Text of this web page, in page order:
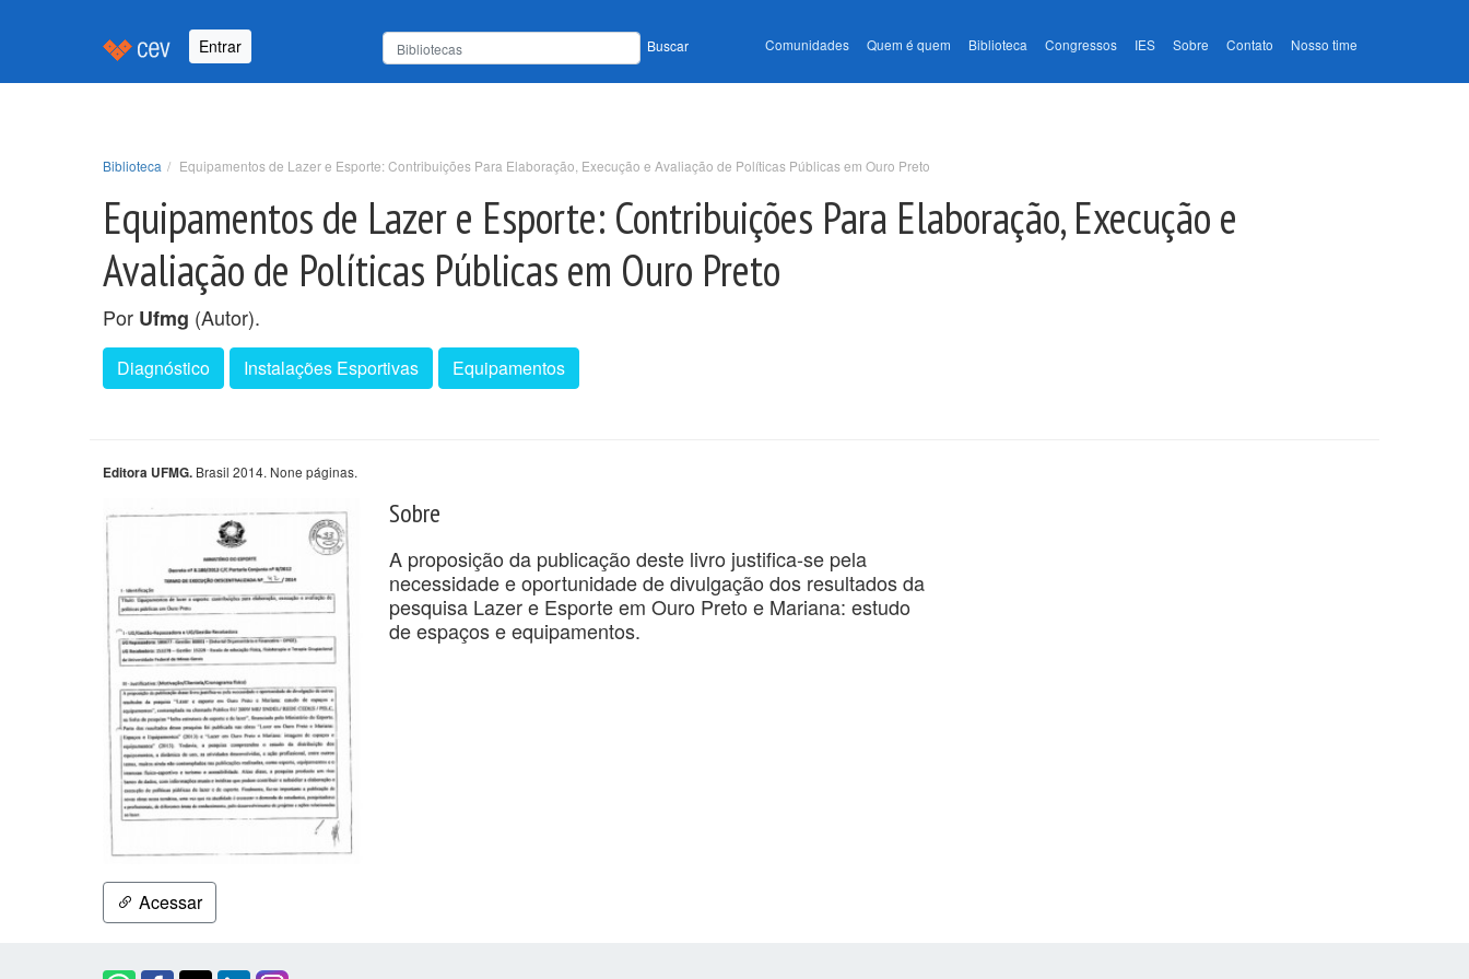
Entrar Buscar Comunidades Quem é quem Biblioteca Congressos IES Sobre Contato Nosso time
Biblioteca Equipamentos de Lazer e Esporte: Contribuições Para Elaboração, Execução e Avaliação de Políticas Públicas em Ouro Preto
Equipamentos de Lazer e Esporte: Contribuições Para Elaboração, Execução e
Avaliação de Políticas Públicas em Ouro Preto
Por Ufmg (Autor).
Diagnóstico Instalações Esportivas Equipamentos
Editora UFMG. Brasil 2014. None páginas.
Sobre
A proposição da publicação deste livro justifica-se pela
necessidade e oportunidade de divulgação dos resultados da
pesquisa Lazer e Esporte em Ouro Preto e Mariana: estudo
de espaços e equipamentos.
Acessar